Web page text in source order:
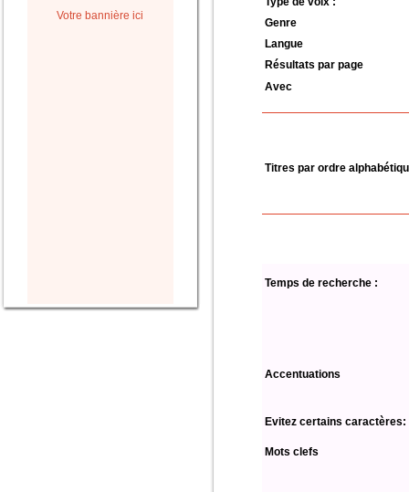
Votre bannière ici
Genre
Langue
Résultats par page
Avec
Titres par ordre
Temps de recherche :
Accentuations
Evitez certains caractères:
Mots clefs